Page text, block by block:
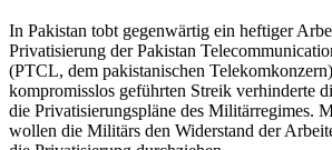
In Pakistan tobt gegenwärtig ein heftiger
Privatisierung der Pakistan
(PTCL, dem pakistanischen
kompromisslos geführten Streik verhinderte
die Privatisierungspläne des Militärregimes.
wollen die Militärs den Widerstand der